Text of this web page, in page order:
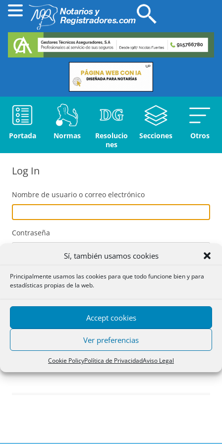
Sí, también usamos cookies
Principalmente usamos las cookies para que todo funcione bien y para
estadísticas propias de la web.
Accept cookies
Ver preferencias
Cookie PolicyPolítica de PrivacidadAviso Legal
Portada Normas
Resolucio
nes
Secciones Otros
Log In
Nombre de usuario o correo electrónico
Contraseña
Acceder
Registro
¿Has olvidado tu contraseña?